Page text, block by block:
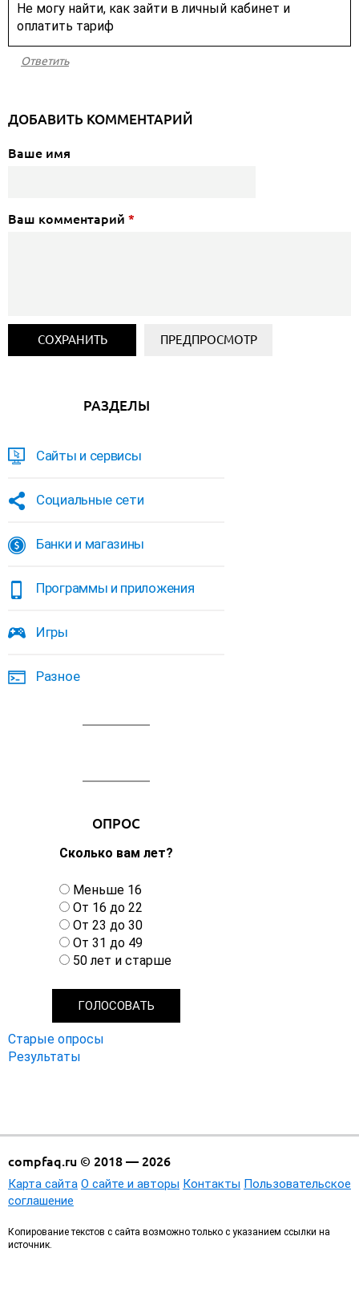
Не могу найти, как зайти в личный кабинет и
оплатить тариф
Ответить
ДОБАВИТЬ КОММЕНТАРИЙ
Ваше имя
Ваш комментарий *
РАЗДЕЛЫ
Сайты и сервисы
Социальные сети
Банки и магазины
Программы и приложения
Игры
Разное
ОПРОС
Сколько вам лет?
В
а
р
и
а
Меньше 16
От 16 до 22
От 23 до 30
От 31 до 49
50 лет и старше
Старые опросы
Результаты
compfaq.ru © 2018 — 2026
Карта сайта О сайте и авторы Контакты Пользовательское
соглашение
Копирование текстов с сайта возможно только с указанием ссылки на
источник.